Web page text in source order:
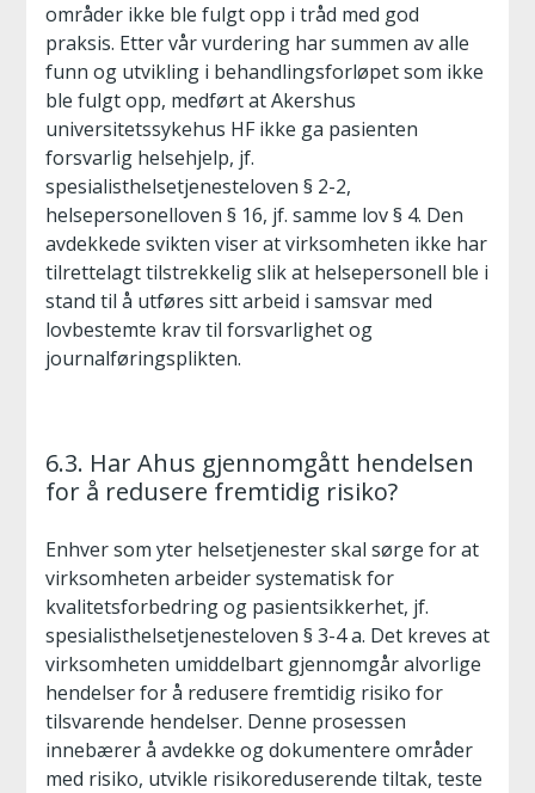
områder ikke ble fulgt opp i tråd med god
praksis. Etter vår vurdering har summen av alle
funn og utvikling i behandlingsforløpet som ikke
ble fulgt opp, medført at Akershus
universitetssykehus HF ikke ga pasienten
forsvarlig helsehjelp, jf.
spesialisthelsetjenesteloven § 2-2,
helsepersonelloven § 16, jf. samme lov § 4. Den
avdekkede svikten viser at virksomheten ikke har
tilrettelagt tilstrekkelig slik at helsepersonell ble i
stand til å utføres sitt arbeid i samsvar med
lovbestemte krav til forsvarlighet og
journalføringsplikten.
6.3. Har Ahus gjennomgått hendelsen
for å redusere fremtidig risiko?
Enhver som yter helsetjenester skal sørge for at
virksomheten arbeider systematisk for
kvalitetsforbedring og pasientsikkerhet, jf.
spesialisthelsetjenesteloven § 3-4 a. Det kreves at
virksomheten umiddelbart gjennomgår alvorlige
hendelser for å redusere fremtidig risiko for
tilsvarende hendelser. Denne prosessen
innebærer å avdekke og dokumentere områder
med risiko, utvikle risikoreduserende tiltak, teste